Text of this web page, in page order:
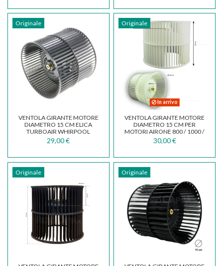
Originale
VENTOLA GIRANTE MOTORE
DIAMETRO 15 CM ELICA
TURBOAIR WHIRPOOL
GRN0104196
29,00 €
Originale
In arrivo
VENTOLA GIRANTE MOTORE
DIAMETRO 15 CM PER
MOTORI AIRONE 800 / 1000 /
1500 MC/H...
30,00 €
Originale Originale